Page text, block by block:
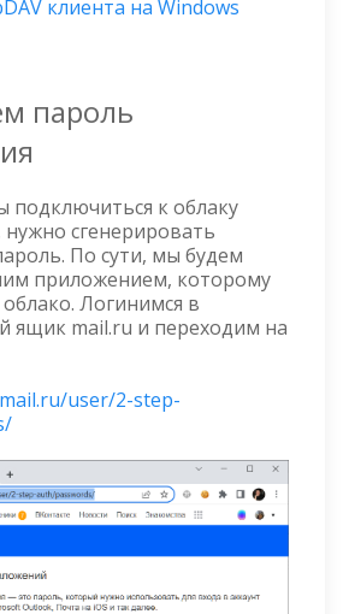
клиента на Windows
пароль
подключиться к облаку
нужно сгенерировать
По сути, мы будем
приложением, которому
Логинимся в
ящик mail.ru и переходим на
user/2-step-